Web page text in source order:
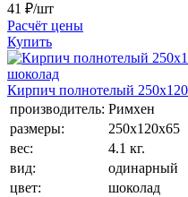
41 ₽/шт
Расчёт цены
Купить
Кирпич полнотелый
производитель: Римхен
размеры:
250х120х65
вес:
4.1 кг.
вид:
одинарный
цвет:
шоколад